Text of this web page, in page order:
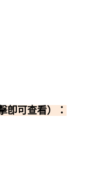
卽可查看）：